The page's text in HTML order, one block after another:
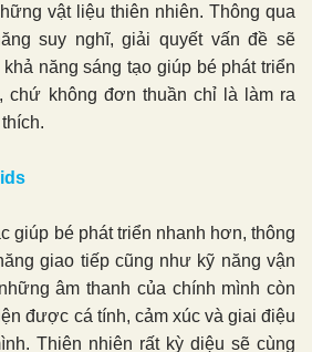
vật liệu thiên nhiên. Thông qua
suy nghĩ, giải quyết vấn đề sẽ
năng sáng tạo giúp bé phát triển
chứ không đơn thuần chỉ là làm ra
giúp bé phát triển nhanh hơn, thông
giao tiếp cũng như kỹ năng vận
âm thanh của chính mình còn
được cá tính, cảm xúc và giai điệu
Thiên nhiên rất kỳ diệu sẽ cùng